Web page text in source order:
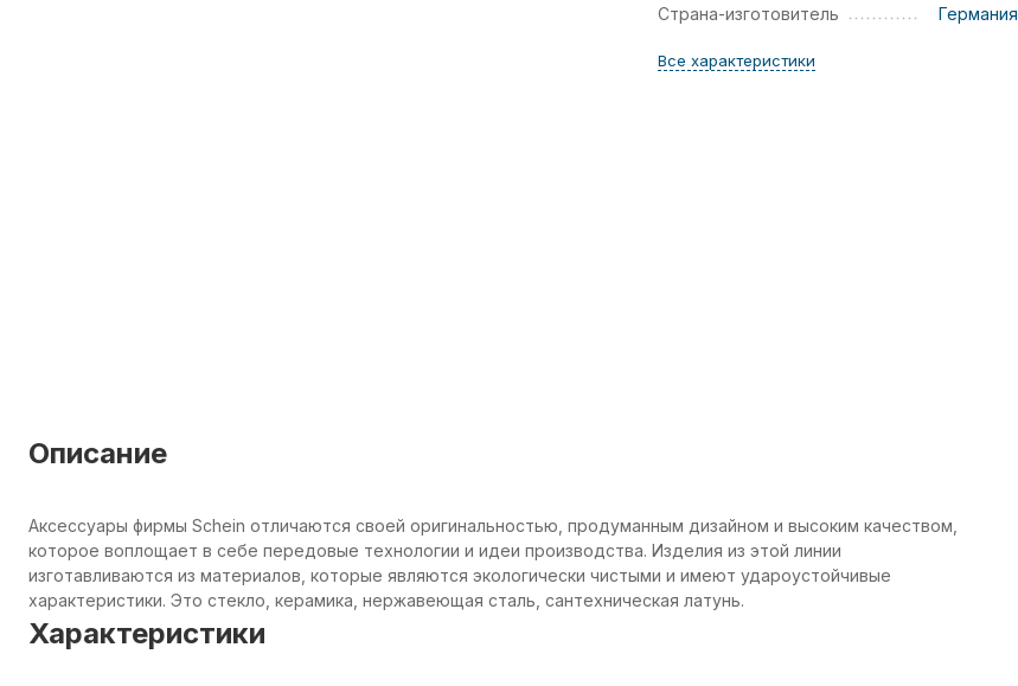
Страна-изготовитель
Германия
Все характеристики
Описание
Аксессуары фирмы Schein отличаются своей оригинальностью, продуманным дизайном и высоким качеством,
которое воплощает в себе передовые технологии и идеи производства. Изделия из этой линии
изготавливаются из материалов, которые являются экологически чистыми и имеют удароустойчивые
характеристики. Это стекло, керамика, нержавеющая сталь, сантехническая латунь.
Характеристики